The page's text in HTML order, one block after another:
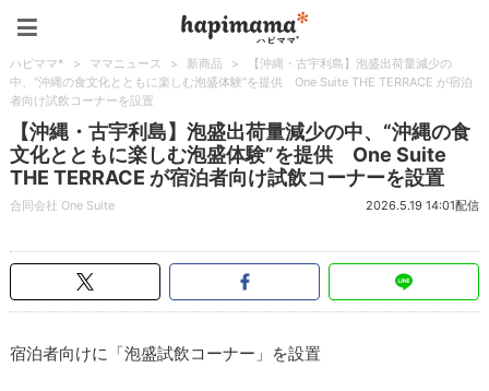
ハピママ* > ママニュース > 新商品 >
【沖縄・古宇利島】泡盛出荷量減少の
中、“沖縄の食文化とともに楽しむ泡盛体験”を提供 One Suite THE TERRACE が宿泊
者向け試飲コーナーを設置
【沖縄・古宇利島】泡盛出荷量減少の中、“沖縄の食
文化とともに楽しむ泡盛体験”を提供 One Suite
THE TERRACE が宿泊者向け試飲コーナーを設置
合同会社 One Suite 2026.5.19 14:01配信
宿泊者向けに「泡盛試飲コーナー」を設置